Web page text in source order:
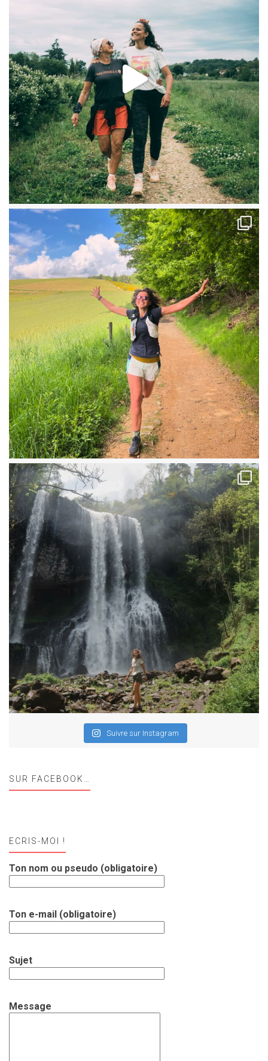
Suivre sur Instagram
SUR FACEBOOK…
ECRIS-MOI !
Ton nom ou pseudo (obligatoire)
Ton e-mail (obligatoire)
Sujet
Message